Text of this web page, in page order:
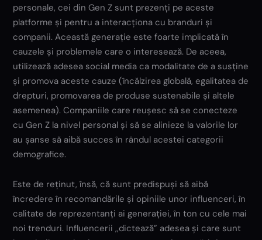
personale, cei din Gen Z sunt prezenți pe aceste
platforme și pentru a interacționa cu branduri și
companii. Această generație este foarte implicată în
cauzele și problemele care o interesează. De aceea,
utilizează adesea social media ca modalitate de a susține
și promova aceste cauze (încălzirea globală, egalitatea de
drepturi, promovarea de produse sustenabile și altele
asemenea). Companiile care reușesc să se conecteze
cu Gen Z la nivel personal și să se alinieze la valorile lor
au șanse să aibă succes în rândul acestei categorii
demografice.
Este de reținut, însă, că sunt predispuși să aibă
încredere în recomandările și opiniile unor influenceri, în
calitate de reprezentanți ai generației, în ton cu cele mai
noi trenduri. Influencerii ,,dictează” adesea și care sunt